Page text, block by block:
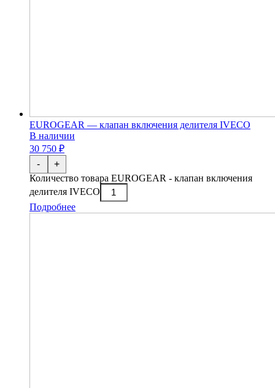
EUROGEAR — клапан включения делителя IVECO
В наличии
30 750 ₽
-
Количество товара EUROGEAR - клапан включения
делителя IVECO
+
Подробнее